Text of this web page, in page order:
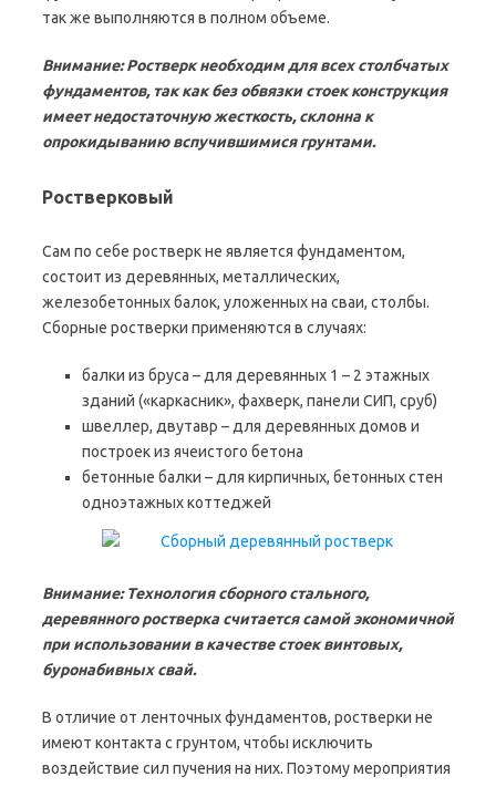
так же выполняются в полном объеме.
Внимание: Ростверк необходим для всех столбчатых
фундаментов, так как без обвязки стоек конструкция
имеет недостаточную жесткость, склонна к
опрокидыванию вспучившимися грунтами.
Ростверковый
Сам по себе ростверк не является фундаментом,
состоит из деревянных, металлических,
железобетонных балок, уложенных на сваи, столбы.
Сборные ростверки применяются в случаях:
балки из бруса – для деревянных 1 – 2 этажных
зданий («каркасник», фахверк, панели СИП, сруб)
швеллер, двутавр – для деревянных домов и
построек из ячеистого бетона
бетонные балки – для кирпичных, бетонных стен
одноэтажных коттеджей
Внимание: Технология сборного стального,
деревянного ростверка считается самой экономичной
при использовании в качестве стоек винтовых,
буронабивных свай.
В отличие от ленточных фундаментов, ростверки не
имеют контакта с грунтом, чтобы исключить
воздействие сил пучения на них. Поэтому мероприятия